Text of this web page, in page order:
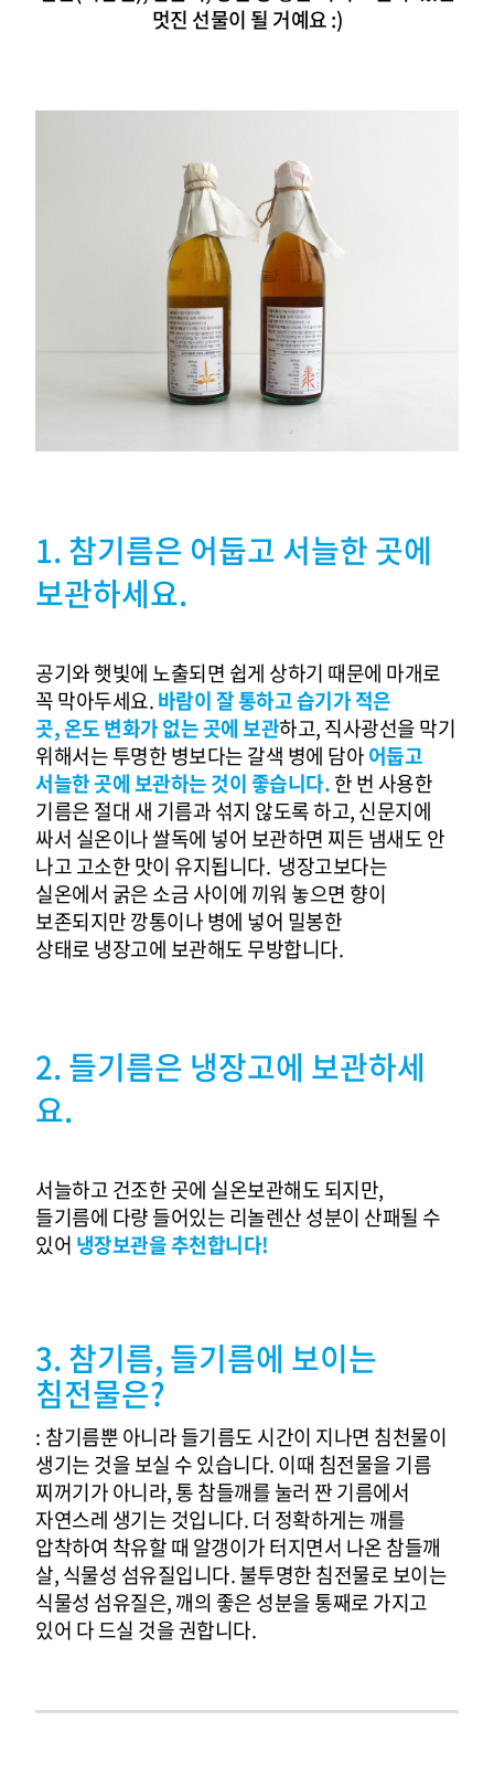
멋진 선물이 될 거예요 :)
1. 참기름은 어둡고 서늘한 곳에
보관하세요.
공기와 햇빛에 노출되면 쉽게 상하기 때문에 마개로
꼭 막아두세요.바람이 잘 통하고 습기가 적은
곳,온도 변화가 없는 곳에 보관하고,직사광선을 막기
위해서는 투명한 병보다는갈색 병에 담아어둡고
서늘한 곳에 보관하는 것이 좋습니다.한 번 사용한
기름은 절대 새 기름과 섞지 않도록 하고,신문지에
싸서 실온이나 쌀독에 넣어 보관하면 찌든 냄새도 안
나고 고소한 맛이 유지됩니다. 냉장고보다는
실온에서 굵은 소금 사이에 끼워 놓으면 향이
보존되지만깡통이나 병에 넣어 밀봉한
상태로냉장고에 보관해도 무방합니다.
2. 들기름은 냉장고에 보관하세
요.
서늘하고 건조한 곳에 실온보관해도 되지만,
들기름에 다량 들어있는 리놀렌산 성분이 산패될 수
있어 냉장보관을 추천합니다!
3. 참기름, 들기름에 보이는
침전물은?
: 참기름뿐 아니라 들기름도 시간이 지나면 침천물이
생기는 것을보실 수 있습니다.이때 침전물을 기름
찌꺼기가 아니라, 통 참들깨를 눌러 짠 기름에서
자연스레 생기는 것입니다.더 정확하게는 깨를
압착하여 착유할 때 알갱이가 터지면서 나온 참들깨
살, 식물성 섬유질입니다.불투명한 침전물로 보이는
식물성 섬유질은, 깨의 좋은 성분을 통째로 가지고
있어 다 드실 것을 권합니다.